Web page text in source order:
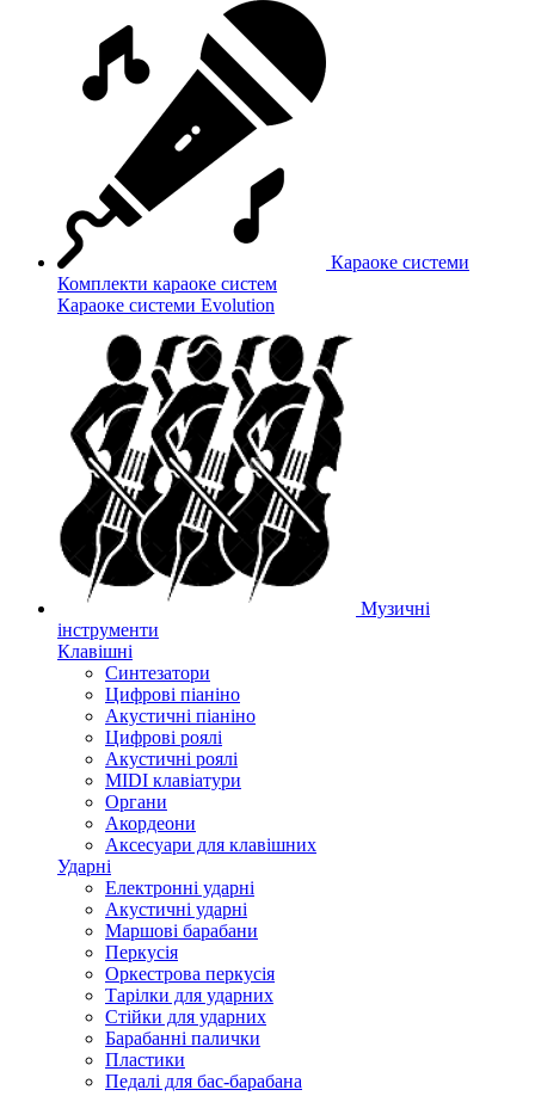
Караоке системи
Комплекти караоке систем
Караоке системи Evolution
Музичні
інструменти
Клавішні
Синтезатори
Цифрові піаніно
Акустичні піаніно
Цифрові роялі
Акустичні роялі
MIDI клавіатури
Органи
Акордеони
Аксесуари для клавішних
Ударні
Електронні ударні
Акустичні ударні
Маршові барабани
Перкусія
Оркестрова перкусія
Тарілки для ударних
Стійки для ударних
Барабанні палички
Пластики
Педалі для бас-барабана